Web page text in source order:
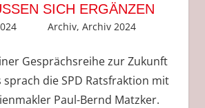
SICH ERGÄNZEN
Anke Hackethal
Archiv, Archiv 2024
Gesprächsreihe zur Zukunft
sprach die SPD Ratsfraktion mit
Paul-Bernd Matzker.